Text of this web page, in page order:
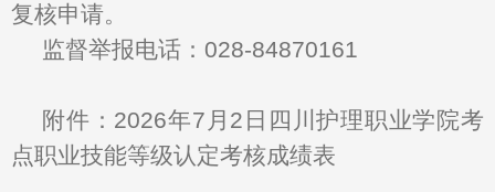
复核申请。
监督举报电话：028-84870161
附件：2026年7月2日四川护理职业学院考
点职业技能等级认定考核成绩表